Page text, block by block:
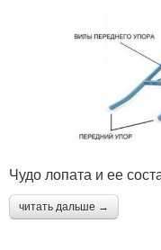
Чудо лопата и ее
читать дальше →